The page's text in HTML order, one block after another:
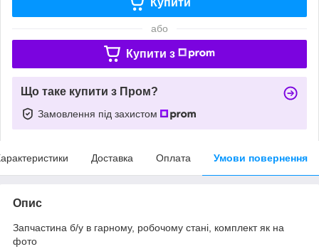
або
Купити з
Що таке купити з Пром?
Замовлення під захистом
Доставка Оплата Умови повернення
Опис
Запчастина б/у в гарному, робочому стані, комплект як на
фото